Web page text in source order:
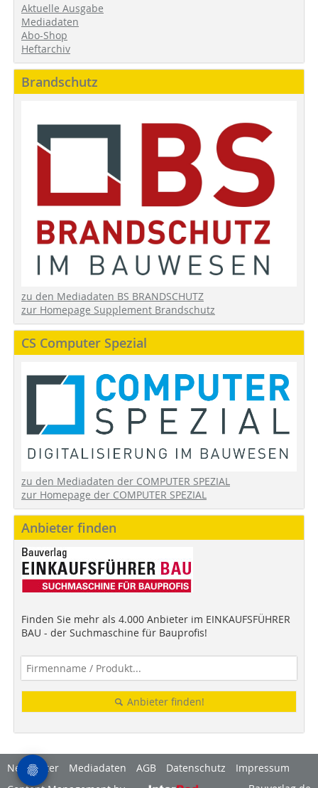
Aktuelle Ausgabe
Mediadaten
Abo-Shop
Heftarchiv
Brandschutz
zu den Mediadaten BS BRANDSCHUTZ
zur Homepage Supplement Brandschutz
CS Computer Spezial
zu den Mediadaten der COMPUTER SPEZIAL
zur Homepage der COMPUTER SPEZIAL
Anbieter finden
Finden Sie mehr als 4.000 Anbieter im EINKAUFSFÜHRER
BAU - der Suchmaschine für Bauprofis!
Anbieter finden!
Newsletter Mediadaten AGB Datenschutz
Impressum